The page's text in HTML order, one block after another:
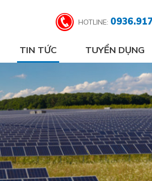
HOTLINE:
TIN TỨC TUYỂN DỤNG